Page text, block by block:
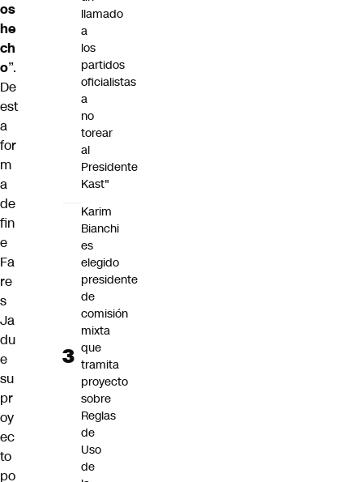
os
he
ch
o”.
De
est
a
for
m
a
de
fin
e
Fa
re
s
Ja
du
e
su
pr
oy
ec
to
po
llamado
a
los
partidos
oficialistas
a
no
torear
al
Presidente
Kast"
Karim
Bianchi
es
elegido
presidente
de
comisión
mixta
que
tramita
proyecto
sobre
Reglas
de
Uso
de